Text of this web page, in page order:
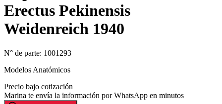
Erectus Pekinensis
Weidenreich 1940
N° de parte: 1001293
Modelos Anatómicos
Precio bajo cotización
Marina te envía la información por WhatsApp en minutos